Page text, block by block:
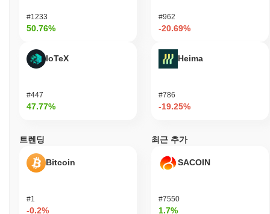
#1233
50.76%
IoTeX
#447
47.77%
#962
-20.69%
Heima
#786
-19.25%
트렌딩
Bitcoin
#1
-0.2%
최근 추가
SACOIN
#7550
1.7%